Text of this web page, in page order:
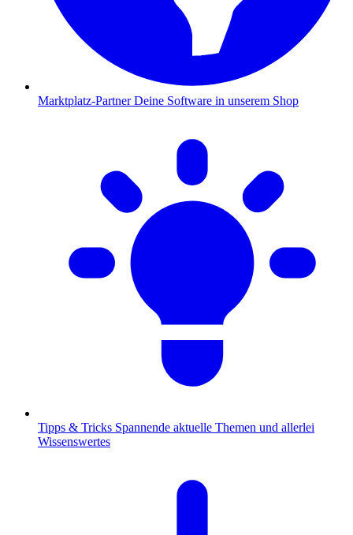
Marktplatz-Partner Deine Software in unserem Shop
Tipps & Tricks Spannende aktuelle Themen und allerlei
Wissenswertes